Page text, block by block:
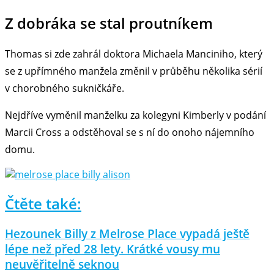
Z dobráka se stal proutníkem
Thomas si zde zahrál doktora Michaela Manciniho, který
se z upřímného manžela změnil v průběhu několika sérií
v chorobného sukničkáře.
Nejdříve vyměnil manželku za kolegyni Kimberly v podání
Marcii Cross a odstěhoval se s ní do onoho nájemního
domu.
Čtěte také:
Hezounek Billy z Melrose Place vypadá ještě
lépe než před 28 lety. Krátké vousy mu
neuvěřitelně seknou